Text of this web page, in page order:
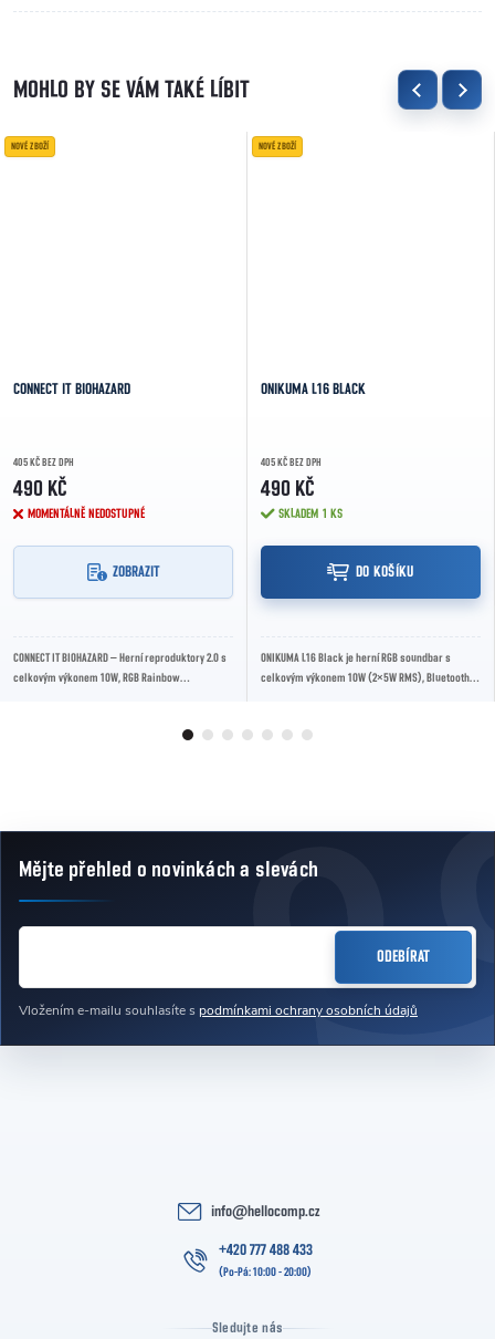
NOVÉ ZBOŽÍ
CONNECT IT BIOHAZARD
405 KČ BEZ DPH
490 KČ
MOMENTÁLNĚ NEDOSTUPNÉ
ZOBRAZIT
CONNECT IT BIOHAZARD – Herní reproduktory 2.0 s
celkovým výkonem 10W, RGB Rainbow
NOVÉ ZBOŽÍ
ONIKUMA L16 BLACK
405 KČ BEZ DPH
490 KČ
SKLADEM 1 KS
DO KOŠÍKU
ONIKUMA L16 Black je herní RGB soundbar s
celkovým výkonem 10W (2×5W RMS), Bluetooth
Zápatí
Mějte přehled o novinkácha slevách
Vložením e-mailu souhlasíte s podmínkami ochrany osobních údajů
ODEBÍRAT
info@hellocomp.cz
+420 777 488 433
Sledujte nás